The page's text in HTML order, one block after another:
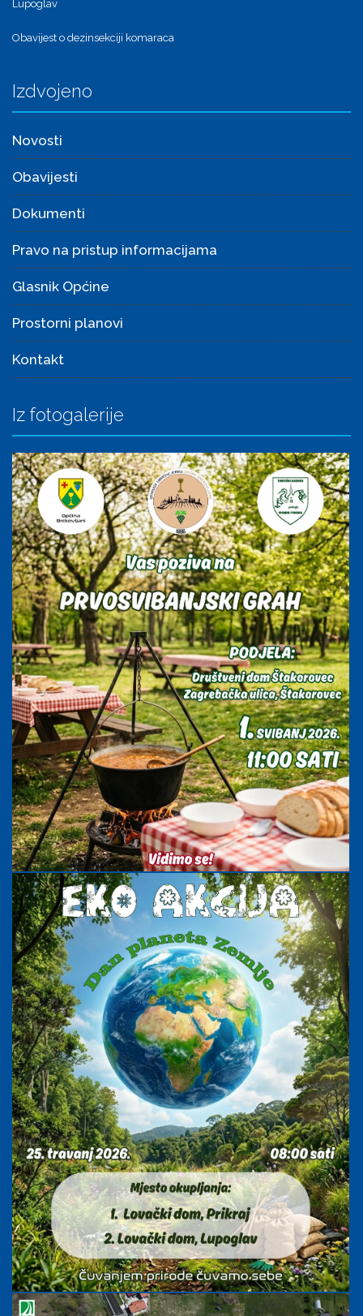
Lupoglav
Obavijest o dezinsekciji komaraca
Izdvojeno
Novosti
Obavijesti
Dokumenti
Pravo na pristup informacijama
Glasnik Općine
Prostorni planovi
Kontakt
Iz fotogalerije